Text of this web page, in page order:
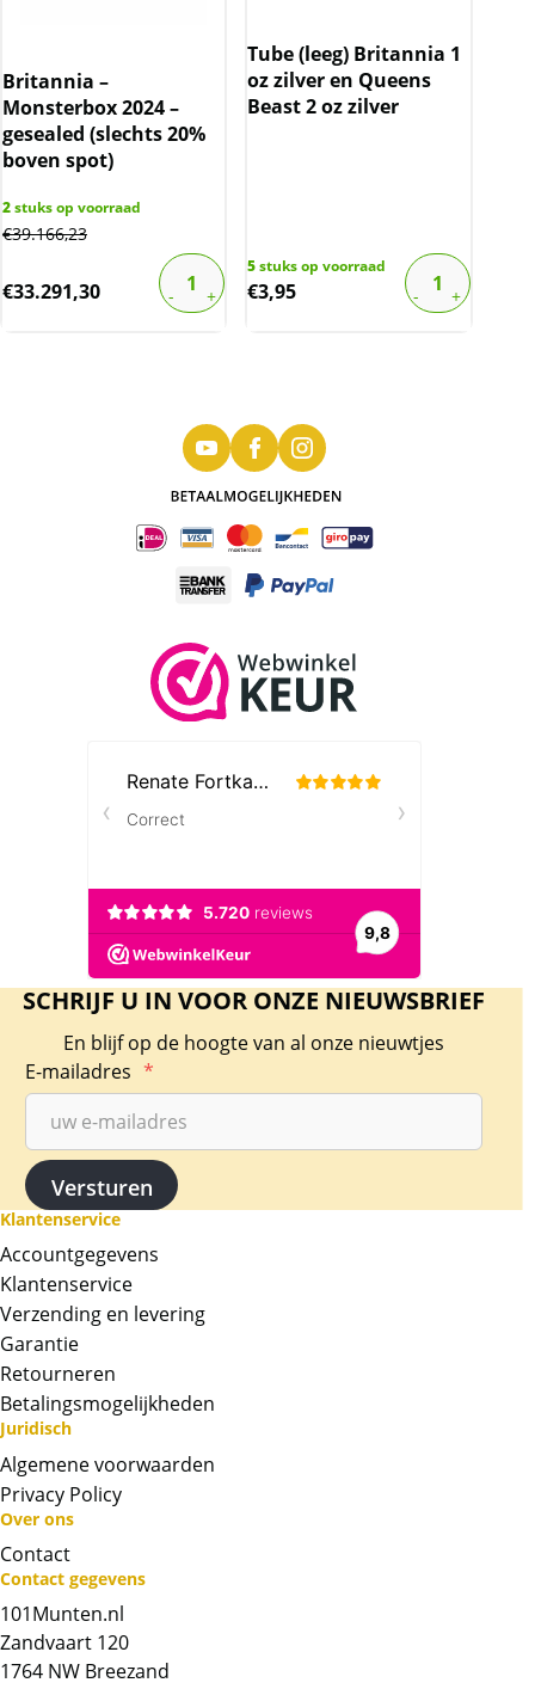
Britannia –
Monsterbox 2024 –
gesealed (slechts 20%
boven spot)
2stuks op voorraad
€39.166,23
€33.291,30
Tube (leeg) Britannia 1
oz zilver en Queens
Beast 2 oz zilver
5stuks op voorraad
€3,95
Chat met ons
SCHRIJF U IN VOOR ONZE NIEUWSBRIEF
En blijf op de hoogte van al onze nieuwtjes
E-mailadres *
Klantenservice
Accountgegevens
Klantenservice
Verzending en levering
Garantie
Retourneren
Betalingsmogelijkheden
Juridisch
Algemene voorwaarden
Privacy Policy
Over ons
Contact
Contact gegevens
101Munten.nl
Zandvaart 120
1764 NW Breezand